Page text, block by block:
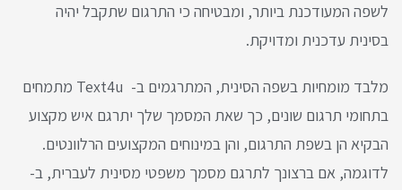
לשפה המעודכנת ביותר, ומבטיחה כי התרגום שתקבל יהיה
בסינית עדכנית ומדויקת.
מלבד מומחיות בשפה הסינית, המתרגמים ב- Text4u מתמחים
בתחומי תרגום שונים, כך שאת המסמך שלך יתרגם איש מקצוע
הבקיא הן בשפת התרגום, והן במינוחים המקצועים הרלוונטים.
לדוגמה, אם ברצונך לתרגם מסמך משפטי מסינית לעברית, ב-